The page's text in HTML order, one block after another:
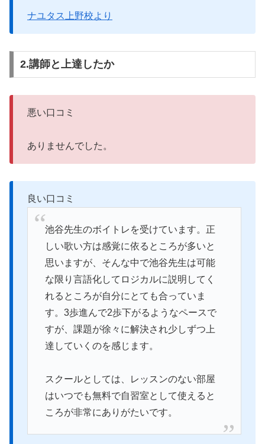
ナユタス上野校より
2.講師と上達したか
悪い口コミ
ありませんでした。
良い口コミ
池谷先生のボイトレを受けています。正
しい歌い方は感覚に依るところが多いと
思いますが、そんな中で池谷先生は可能
な限り言語化してロジカルに説明してく
れるところが自分にとても合っていま
す。3歩進んで2歩下がるようなペースで
すが、課題が徐々に解決され少しずつ上
達していくのを感じます。
スクールとしては、レッスンのない部屋
はいつでも無料で自習室として使えると
ころが非常にありがたいです。